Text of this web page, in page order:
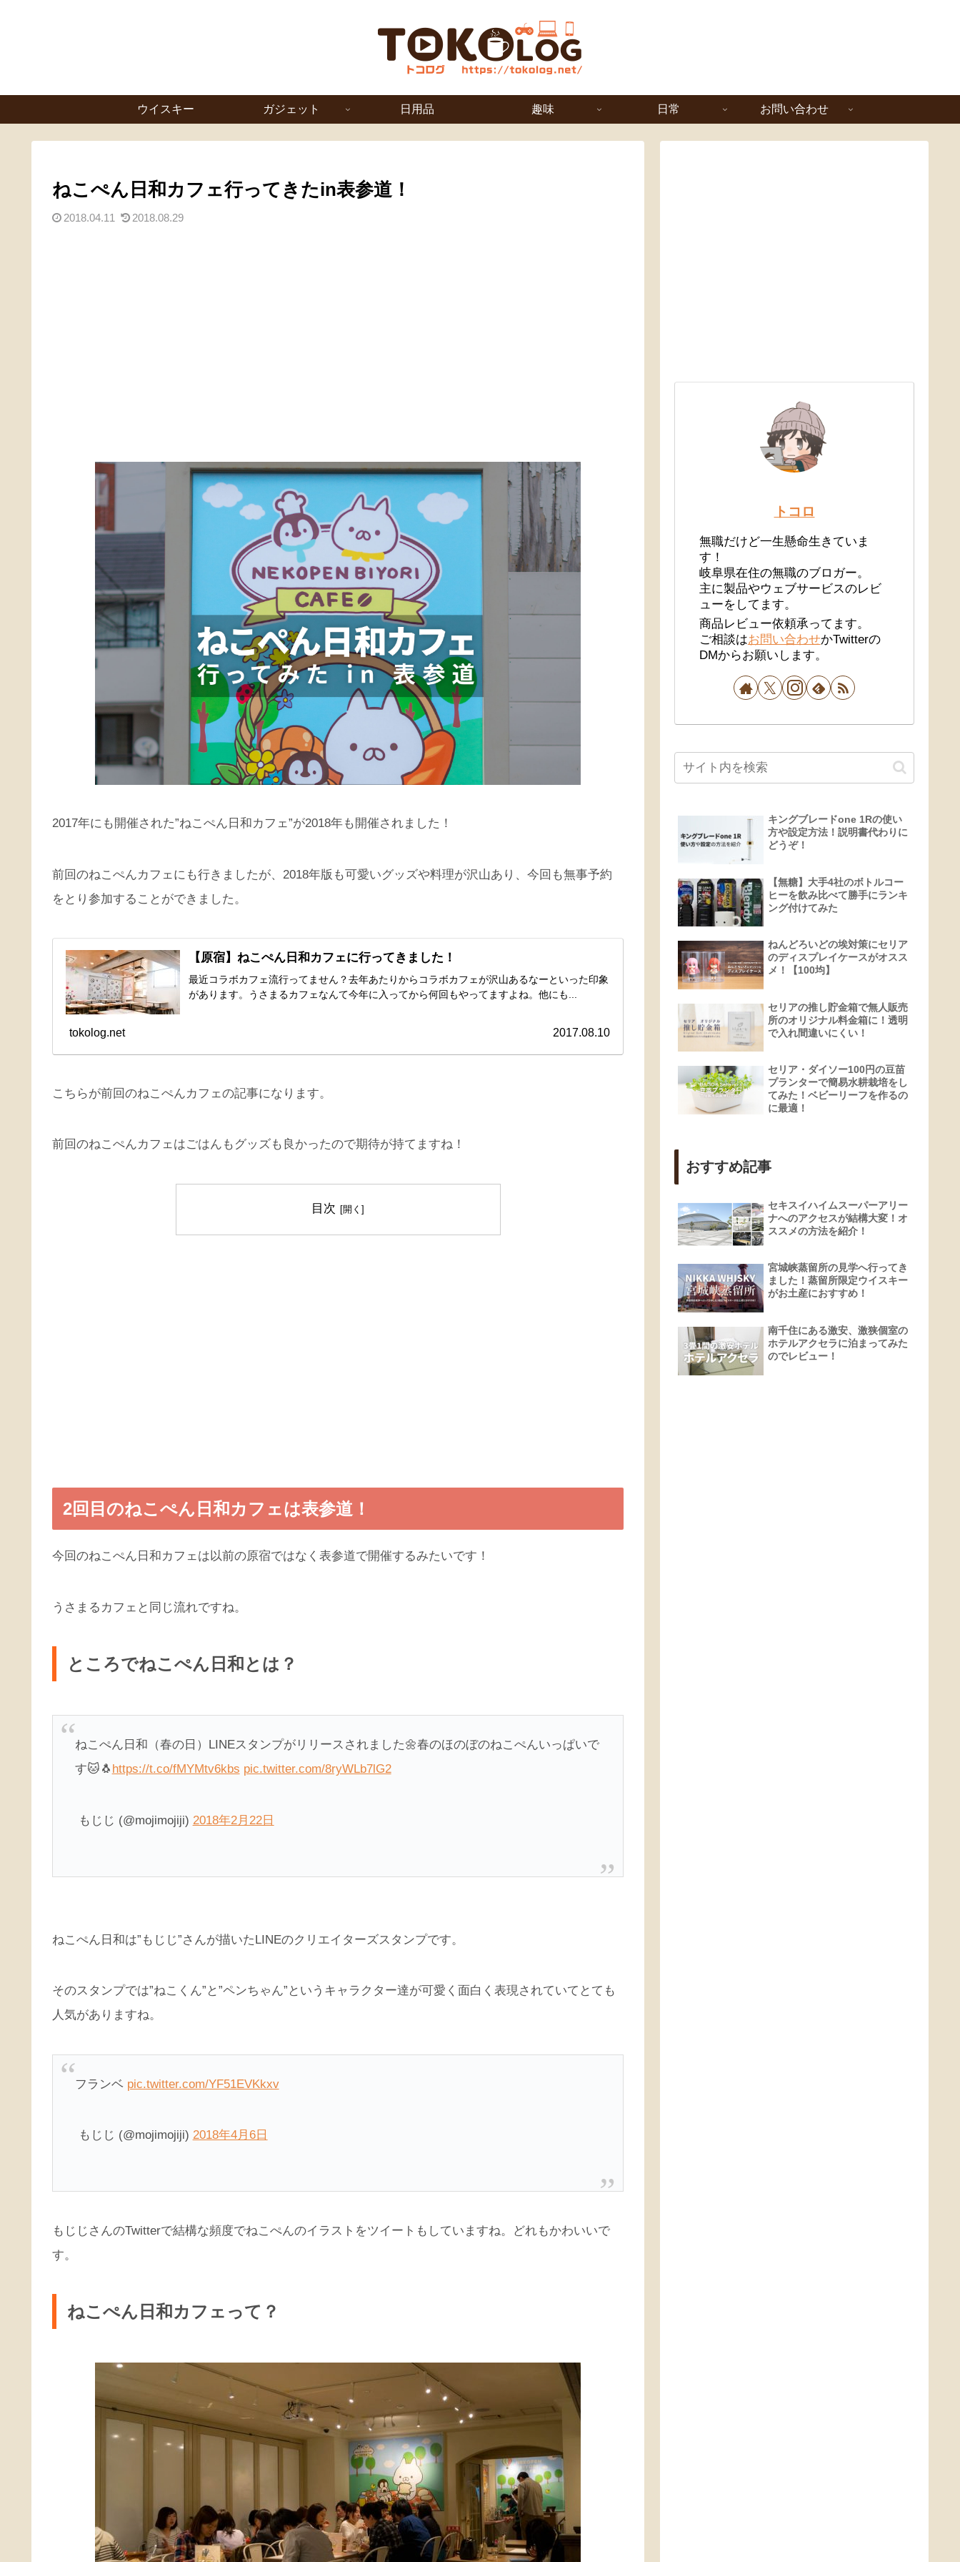
ウイスキー ガジェット 日用品 趣味 日常 お問い合わせ
ねこぺん日和カフェ行ってきたin表参道！
2018.04.11 2018.08.29
2017年にも開催された”ねこぺん日和カフェ”が2018年も開催されました！
前回のねこぺんカフェにも行きましたが、2018年版も可愛いグッズや料理が沢山あり、今回も無事予約
をとり参加することができました。
【原宿】ねこぺん日和カフェに行ってきました！
最近コラボカフェ流行ってません？去年あたりからコラボカフェが沢山あるなーといった印象
があります。うさまるカフェなんて今年に入ってから何回もやってますよね。他にも...
tokolog.net 2017.08.10
こちらが前回のねこぺんカフェの記事になります。
前回のねこぺんカフェはごはんもグッズも良かったので期待が持てますね！
目次
2回目のねこぺん日和カフェは表参道！
今回のねこぺん日和カフェは以前の原宿ではなく表参道で開催するみたいです！
うさまるカフェと同じ流れですね。
ところでねこぺん日和とは？
ねこぺん日和（春の日）LINEスタンプがリリースされました🌼春のほのぼのねこぺんいっぱいで
す🐱🐧 https://t.co/fMYMtv6kbs pic.twitter.com/8ryWLb7lG2
もじじ (@mojimojiji) 2018年2月22日
ねこぺん日和は”もじじ”さんが描いたLINEのクリエイターズスタンプです。
そのスタンプでは”ねこくん”と”ペンちゃん”というキャラクター達が可愛く面白く表現されていてとても
人気がありますね。
フランベ pic.twitter.com/YF51EVKkxv
もじじ (@mojimojiji) 2018年4月6日
もじじさんのTwitterで結構な頻度でねこぺんのイラストをツイートもしていますね。どれもかわいいで
す。
ねこぺん日和カフェって？
トコロ
無職だけど一生懸命生きていま
す！
岐阜県在住の無職のブロガー。
主に製品やウェブサービスのレビ
ューをしてます。
商品レビュー依頼承ってます。
ご相談はお問い合わせかTwitterの
DMからお願いします。
キングブレードone 1Rの使い
方や設定方法！説明書代わりに
どうぞ！
【無糖】大手4社のボトルコー
ヒーを飲み比べて勝手にランキ
ング付けてみた
ねんどろいどの埃対策にセリア
のディスプレイケースがオスス
メ！【100均】
セリアの推し貯金箱で無人販売
所のオリジナル料金箱に！透明
で入れ間違いにくい！
セリア・ダイソー100円の豆苗
プランターで簡易水耕栽培をし
てみた！ベビーリーフを作るの
に最適！
おすすめ記事
セキスイハイムスーパーアリー
ナへのアクセスが結構大変！オ
ススメの方法を紹介！
宮城峡蒸留所の見学へ行ってき
ました！蒸留所限定ウイスキー
がお土産におすすめ！
南千住にある激安、激狭個室の
ホテルアクセラに泊まってみた
のでレビュー！